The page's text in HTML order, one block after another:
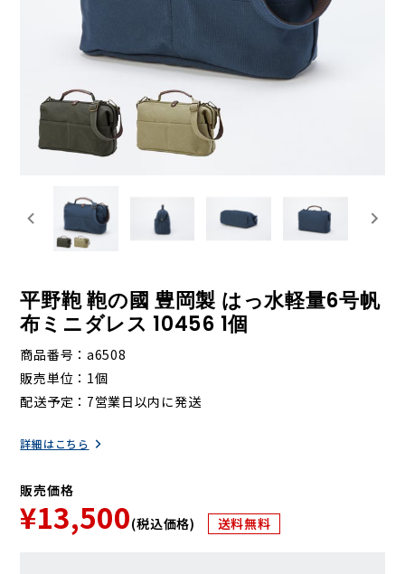
平野鞄 鞄の國 豊岡製 はっ水軽量6号帆
布ミニダレス 10456 1個
商品番号
a6508
販売単位
1個
配送予定
7営業日以内に発送
詳細はこちら
販売価格
¥13,500(税込価格) 送料無料